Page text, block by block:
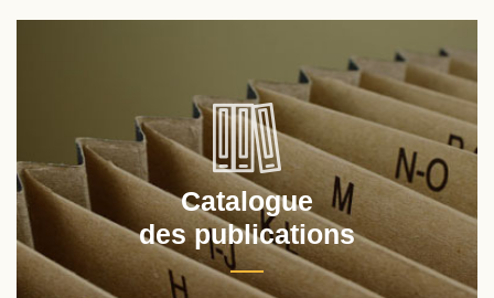
Catalogue
des publications